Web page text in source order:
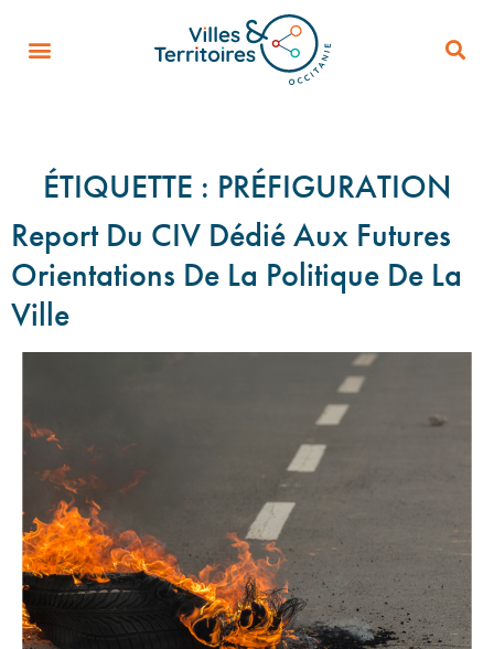
ÉTIQUETTE : PRÉFIGURATION
Report Du CIV Dédié Aux Futures
Orientations De La Politique De La
Ville